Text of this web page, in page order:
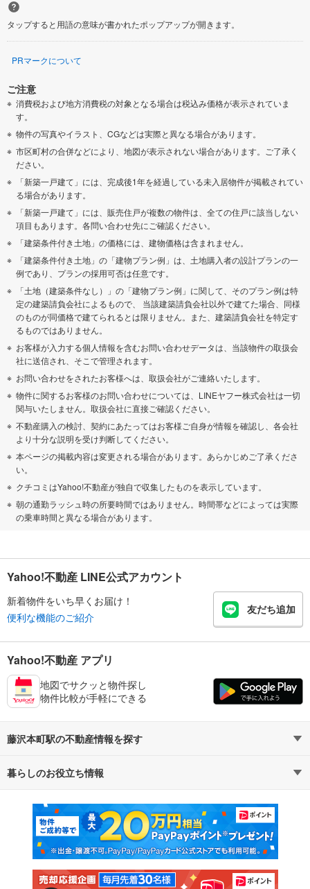
タップすると用語の意味が書かれたポップアップが開きます。
PRマークについて
ご注意
消費税および地方消費税の対象となる場合は税込み価格が表示されていま
す。
物件の写真やイラスト、CGなどは実際と異なる場合があります。
市区町村の合併などにより、地図が表示されない場合があります。ご了承く
ださい。
「新築一戸建て」には、完成後1年を経過している未入居物件が掲載されてい
る場合があります。
「新築一戸建て」には、販売住戸が複数の物件は、全ての住戸に該当しない
項目もあります。各問い合わせ先にご確認ください。
「建築条件付き土地」の価格には、建物価格は含まれません。
「建築条件付き土地」の「建物プラン例」は、土地購入者の設計プランの一
例であり、プランの採用可否は任意です。
「土地（建築条件なし）」の「建物プラン例」に関して、そのプラン例は特
定の建築請負会社によるもので、 当該建築請負会社以外で建てた場合、同様
のものが同価格で建てられるとは限りません。また、建築請負会社を特定す
るものではありません。
お客様が入力する個人情報を含むお問い合わせデータは、当該物件の取扱会
社に送信され、そこで管理されます。
お問い合わせをされたお客様へは、取扱会社がご連絡いたします。
物件に関するお客様のお問い合わせについては、LINEヤフー株式会社は一切
関与いたしません。取扱会社に直接ご確認ください。
不動産購入の検討、契約にあたってはお客様ご自身が情報を確認し、各会社
より十分な説明を受け判断してください。
本ページの掲載内容は変更される場合があります。あらかじめご了承くださ
い。
クチコミはYahoo!不動産が独自で収集したものを表示しています。
朝の通勤ラッシュ時の所要時間ではありません。時間帯などによっては実際
の乗車時間と異なる場合があります。
Yahoo!不動産 LINE公式アカウント
新着物件をいち早くお届け！
便利な機能のご紹介
友だち追加
Yahoo!不動産 アプリ
地図でサクッと物件探し
物件比較が手軽にできる
藤沢本町駅の不動産情報を探す
不動産・住宅
新築マンション 中古マンション
新築一戸建て 中古一戸建て
注文住宅 土地
暮らしのお役立ち情報
マンションカタログ 教えて！住まいの先生